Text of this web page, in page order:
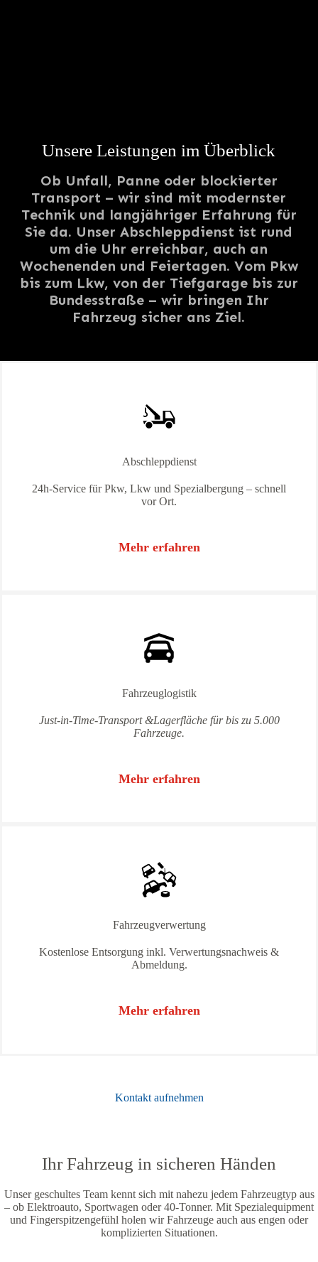
Unsere Leistungen im Überblick
Ob Unfall, Panne oder blockierter
Transport – wir sind mit modernster
Technik und langjähriger Erfahrung für
Sie da. Unser Abschleppdienst ist rund
um die Uhr erreichbar, auch an
Wochenenden und Feiertagen. Vom Pkw
bis zum Lkw, von der Tiefgarage bis zur
Bundesstraße – wir bringen Ihr
Fahrzeug sicher ans Ziel.
Abschleppdienst
24h-Service für Pkw, Lkw und Spezialbergung – schnell
vor Ort.
Mehr erfahren
Fahrzeuglogistik
Just-in-Time-Transport &Lagerfläche für bis zu 5.000
Fahrzeuge.
Mehr erfahren
Fahrzeugverwertung
Kostenlose Entsorgung inkl. Verwertungsnachweis &
Abmeldung.
Mehr erfahren
Kontakt aufnehmen
Ihr Fahrzeug in sicheren Händen
Unser geschultes Team kennt sich mit nahezu jedem Fahrzeugtyp aus
– ob Elektroauto, Sportwagen oder 40-Tonner. Mit Spezialequipment
und Fingerspitzengefühl holen wir Fahrzeuge auch aus engen oder
komplizierten Situationen.